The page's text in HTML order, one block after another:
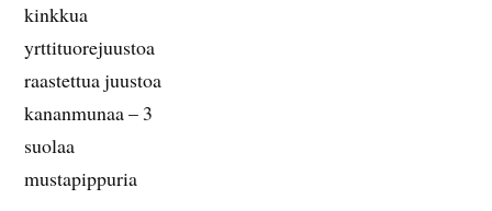
kinkkua
yrttituorejuustoa
raastettua juustoa
kananmunaa – 3
suolaa
mustapippuria